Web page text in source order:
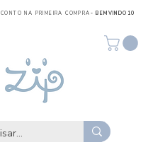
NA PRIMEIRA COMPRA - BEMVINDO10